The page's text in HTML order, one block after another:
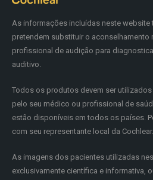
As informações incluídas neste website
pretendem substituir o aconselhamento
profissional de audição para
auditivo.
Todos os produtos devem ser
pelo seu médico ou profissional de
estão disponíveis em todos os países.
com seu representante local da Cochlear.
As imagens dos pacientes utilizadas
exclusivamente científica e informativa,